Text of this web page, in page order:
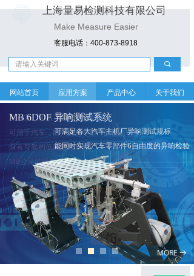
客服电话：400-873-8918
上海量易检测科技有限公司
끠
Make Measure Easier
MORE 뀠
可满足各大汽车主机厂异响测试规标
能同时实现汽车零部件6自由度的异响检验
MB 6DOF 异响测试系统
可用于汽车，航天及其零部件的模态试验
具有可靠的低频激励特性
MB公司的经典之作
MORE 뀠
Modal 50A 模态激振器
网站首页 应用方案 产品中心 关于我们